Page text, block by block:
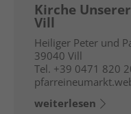
Kirche
Vill
Heiliger Peter und
39040 Vill
Tel. +39 0471 820
weiterlesen